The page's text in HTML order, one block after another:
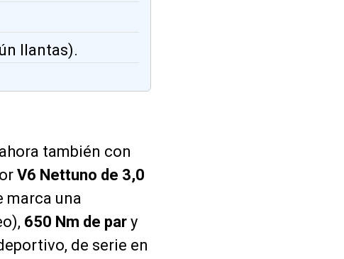
llantas).
también con
V6 Nettuno de 3,0
marca una
650 Nm de par y
de serie en